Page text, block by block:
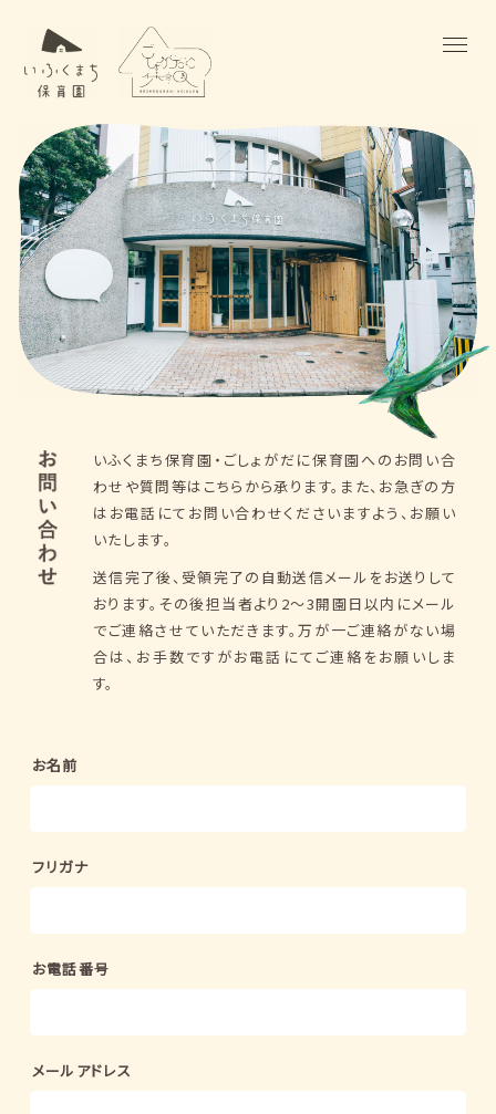
いふくまち保育園・ごしょがだに保育園へのお問い合
わせや質問等はこちらから承ります。 また、お急ぎの方
はお電話にてお問い合わせくださいますよう、お願い
いたします。
送信完了後、受領完了の自動送信メールをお送りして
おります。 その後担当者より2〜3開園日以内にメール
でご連絡させていただきます。万が一ご連絡がない場
合は、お手数ですがお電話にてご連絡をお願いしま
す。
お名前
フリガナ
お電話番号
メールアドレス